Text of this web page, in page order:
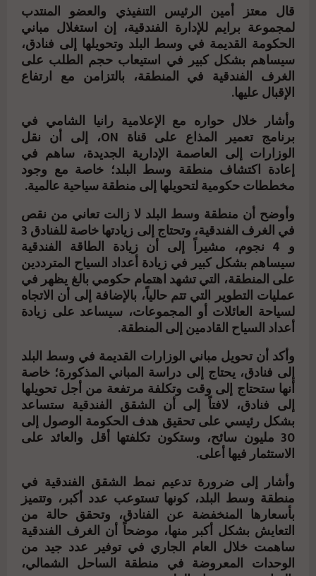
قال معتز أمين الرئيس التنفيذي والعضو المنتدب
لمجموعة برايم للإدارة الفندقية، إن استغلال مباني
الحكومة القديمة في وسط البلد وتحويلها إلى فنادق،
سيساهم بشكل كبير في استيعاب حجم الطلب على
الغرف الفندقية في المنطقة، بالتزامن مع ارتفاع
الإقبال عليها.
وأشار خلال حواره مع الإعلامية رانيا الشامي في
برنامج تعمير المذاع على قناة ON، إلى أن نقل
الوزارات إلى العاصمة الإدارية الجديدة، ساهم في
إعادة اكتشاف منطقة وسط البلد؛ خاصة مع وجود
مخططات حكومية لتحويلها إلى منطقة سياحية عالمية.
وأوضح أن منطقة وسط البلد لا زالت تعاني من نقص
في الغرف الفندقية، وتحتاج إلى زيادتها خاصة للفنادق 3
و 4 نجوم، مشيراً إلى أن زيادة الطاقة الفندقية
سيساهم بشكل كبير في زيادة أعداد السياح المترددين
على المنطقة، التي تشهد اهتمام حكومي بالغ يظهر في
عمليات التطوير التي تتم حالياً، بالإضافة إلى أن الاتجاه
لسياحة العائلات أو المجموعات، سيساعد على زيادة
أعداد السياح القادمين إلى المنطقة.
وأكد أن تحويل مباني الوزارات القديمة في وسط البلد
إلى فنادق، يحتاج إلى دراسة المباني المذكورة؛ خاصة
أنها ستحتاج إلى وقت وتكلفة مرتفعة من أجل تحويلها
إلى فنادق، لافتاً إلى أن الشقق الفندقية ستساعد
بشكل رئيسي على تحقيق هدف الحكومة الوصول إلى
30 مليون سائح، وستكون تكلفتها أقل والعائد على
الاستثمار فيها أعلى.
وأشار إلى ضرورة تدعيم نمط الشقق الفندقية في
منطقة وسط البلد، كونها تستوعب عدد أكبر، وتتميز
بأسعارها المنخفضة عن الفنادق، وتحقق حالة من
التعايش بشكل أكبر منها، موضحاً أن الغرف الفندقية
ساهمت خلال العام الجاري في توفير عدد جيد من
الوحدات المعروضة في منطقة الساحل الشمالي،